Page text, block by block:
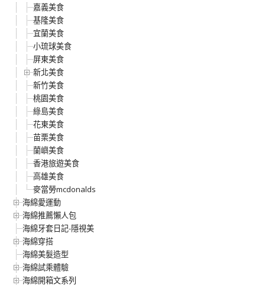
嘉義美食
基隆美食
宜蘭美食
小琉球美食
屏東美食
新北美食
新竹美食
桃園美食
綠島美食
花東美食
苗栗美食
蘭嶼美食
香港旅遊美食
高雄美食
麥當勞mcdonalds
海綿愛運動
海綿推薦懶人包
海綿牙套日記-隱視美
海綿穿搭
海綿美髮造型
海綿試乘體驗
海綿開箱文系列